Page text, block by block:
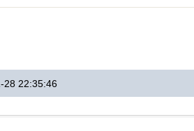
28 22:35:46